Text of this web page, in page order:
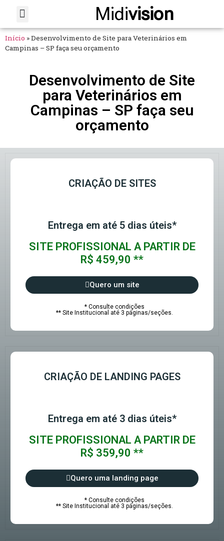
Midivision
Início »Desenvolvimento de Site para Veterinários em
Campinas – SP faça seu orçamento
Desenvolvimento de Site
para Veterinários em
Campinas – SP faça seu
orçamento
CRIAÇÃO DE SITES
Entrega em até 5 dias úteis*
SITE PROFISSIONAL A PARTIR DE
R$ 459,90 **
Quero um site
* Consulte condições
** Site Institucional até 3 páginas/seções.
CRIAÇÃO DE LANDING PAGES
Entrega em até 3 dias úteis*
SITE PROFISSIONAL A PARTIR DE
R$ 359,90 **
Quero uma landing page
* Consulte condições
** Site Institucional até 3 páginas/seções.